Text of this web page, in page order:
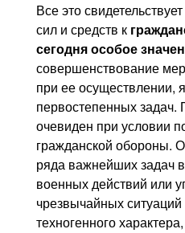
Все это
сил и средств к
сегодня особое
совершенствование
при ее осуществлении,
первостепенных задач.
очевиден при условии
гражданской обороны.
ряда важнейших задач
военных действий или
чрезвычайных
техногенного